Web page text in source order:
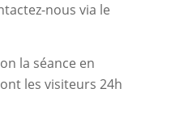
nous via le
la séance en
les visiteurs 24h